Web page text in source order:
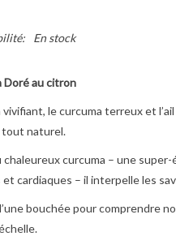
En stock
Doré au citron
le curcuma terreux et
tout naturel.
chaleureux curcuma – une
cardiaques – il interpelle les
bouchée pour comprendre